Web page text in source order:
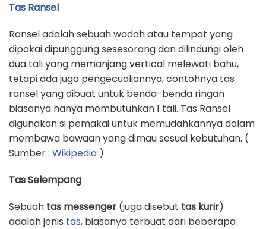
Tas Ransel
Ransel adalah sebuah wadah atau tempat yang
dipakai dipunggung sesesorang dan dilindungi oleh
dua tali yang memanjang vertical melewati bahu,
tetapi ada juga pengecualiannya, contohnya tas
ransel yang dibuat untuk benda-benda ringan
biasanya hanya membutuhkan 1 tali. Tas Ransel
digunakan si pemakai untuk memudahkannya dalam
membawa bawaan yang dimau sesuai kebutuhan. (
Sumber : Wikipedia )
Tas Selempang
Sebuah tas messenger (juga disebut tas kurir)
adalah jenis tas, biasanya terbuat dari beberapa